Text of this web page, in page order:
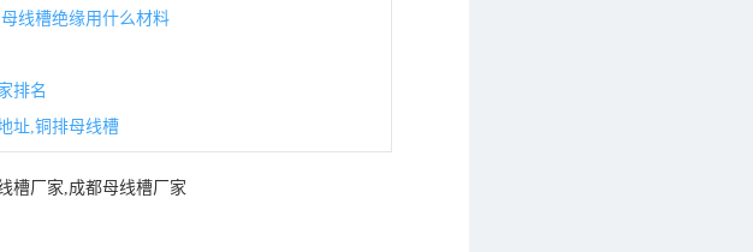
线槽绝缘用什么材料
排名
址,铜排母线槽
槽厂家,成都母线槽厂家